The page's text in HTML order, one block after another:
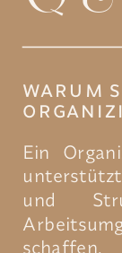
Ein
und
WARUM